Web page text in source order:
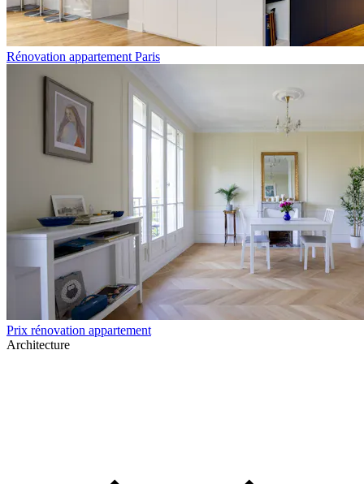
Rénovation appartement Paris
Prix rénovation appartement
Architecture